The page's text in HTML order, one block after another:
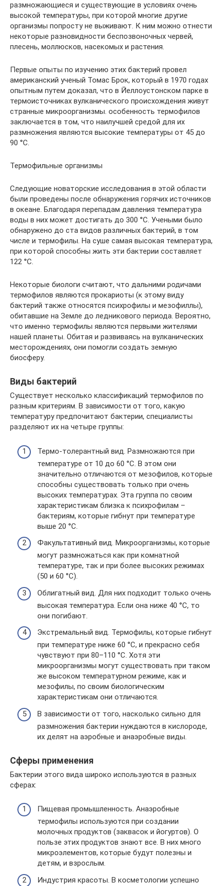
размножающиеся и существующие в условиях очень
высокой температуры, при которой многие другие
организмы попросту не выживают. К ним можно отнести
некоторые разновидности беспозвоночных червей,
плесень, моллюсков, насекомых и растения.
Первые опыты по изучению этих бактерий провел
американский ученый Томас Брок, который в 1970 годах
опытным путем доказал, что в Йеллоустонском парке в
термоисточниках вулканического происхождения живут
странные микроорганизмы. особенность термофилов
заключается в том, что наилучшей средой для их
размножения являются высокие температуры от 45 до
90 °С.
Термофильные организмы
Следующие новаторские исследования в этой области
были проведены после обнаружения горячих источников
в океане. Благодаря перепадам давления температура
воды в них может достигать до 300 °C. Учеными было
обнаружено до ста видов различных бактерий, в том
числе и термофилы. На суше самая высокая температура,
при которой способны жить эти бактерии составляет
122 °С.
Некоторые биологи считают, что дальними родичами
термофилов являются прокариоты (к этому виду
бактерий также относятся психрофилы и мезофиллы),
обитавшие на Земле до ледникового периода. Вероятно,
что именно термофилы являются первыми жителями
нашей планеты. Обитая и развиваясь на вулканических
месторождениях, они помогли создать земную
биосферу.
Виды бактерий
Существует несколько классификаций термофилов по
разным критериям. В зависимости от того, какую
температуру предпочитают бактерии, специалисты
разделяют их на четыре группы:
Термо-толерантный вид. Размножаются при
температуре от 10 до 60 °С. В этом они
значительно отличаются от мезофилов, которые
способны существовать только при очень
высоких температурах. Эта группа по своим
характеристикам близка к психрофилам –
бактериям, которые гибнут при температуре
выше 20 °С.
Факультативный вид. Микроорганизмы, которые
могут размножаться как при комнатной
температуре, так и при более высоких режимах
(50 и 60 °С).
Облигатный вид. Для них подходит только очень
высокая температура. Если она ниже 40 °С, то
они погибают.
Экстремальный вид. Термофилы, которые гибнут
при температуре ниже 60 °С, и прекрасно себя
чувствуют при 80–110 °С. Хотя эти
микроорганизмы могут существовать при таком
же высоком температурном режиме, как и
мезофилы, по своим биологическим
характеристикам они отличаются.
В зависимости от того, насколько сильно для
размножения бактерии нуждаются в кислороде,
их делят на аэробные и анаэробные виды.
Сферы применения
Бактерии этого вида широко используются в разных
сферах:
Пищевая промышленность. Анаэробные
термофилы используются при создании
молочных продуктов (заквасок и йогуртов). О
пользе этих продуктов знают все. В них много
микроэлементов, которые будут полезны и
детям, и взрослым.
Индустрия красоты. В косметологии успешно